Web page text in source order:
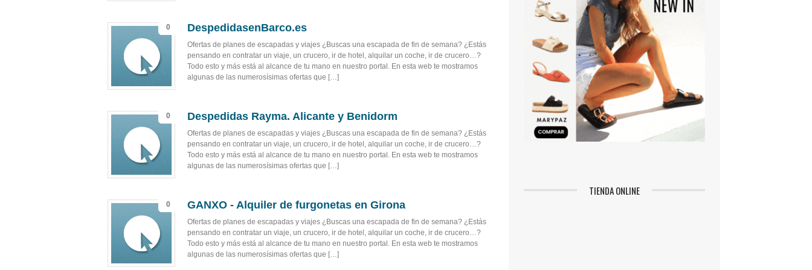
0 DespedidasenBarco.es
Ofertas de planes de escapadas y viajes ¿Buscas una escapada de fin de semana? ¿Estás
pensando en contratar un viaje, un crucero, ir de hotel, alquilar un coche, ir de crucero…?
Todo esto y más está al alcance de tu mano en nuestro portal. En esta web te mostramos
algunas de las numerosísimas ofertas que […]
0 Despedidas Rayma. Alicante y Benidorm
Ofertas de planes de escapadas y viajes ¿Buscas una escapada de fin de semana? ¿Estás
pensando en contratar un viaje, un crucero, ir de hotel, alquilar un coche, ir de crucero…?
Todo esto y más está al alcance de tu mano en nuestro portal. En esta web te mostramos
algunas de las numerosísimas ofertas que […]
0 GANXO - Alquiler de furgonetas en Girona
Ofertas de planes de escapadas y viajes ¿Buscas una escapada de fin de semana? ¿Estás
pensando en contratar un viaje, un crucero, ir de hotel, alquilar un coche, ir de crucero…?
Todo esto y más está al alcance de tu mano en nuestro portal. En esta web te mostramos
algunas de las numerosísimas ofertas que […]
TIENDA ONLINE